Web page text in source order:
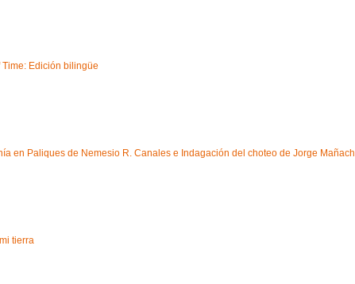
Time: Edición bilingüe
en Paliques de Nemesio R. Canales e Indagación del choteo de Jorge Mañach
tierra